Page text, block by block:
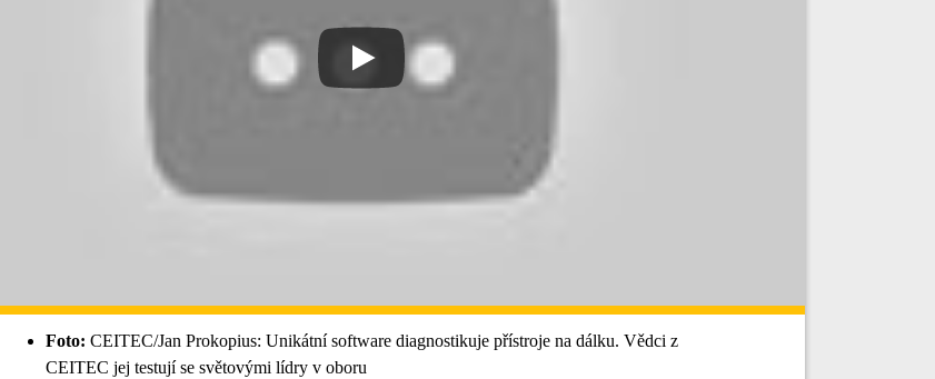
Foto: CEITEC/Jan Prokopius: Unikátní software diagnostikuje přístroje na dálku. Vědci z
CEITEC jej testují se světovými lídry v oboru